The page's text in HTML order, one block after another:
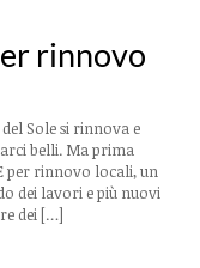
rinnovo
Sole si rinnova e
belli. Ma prima
per rinnovo locali, un
dei lavori e più nuovi
dei […]